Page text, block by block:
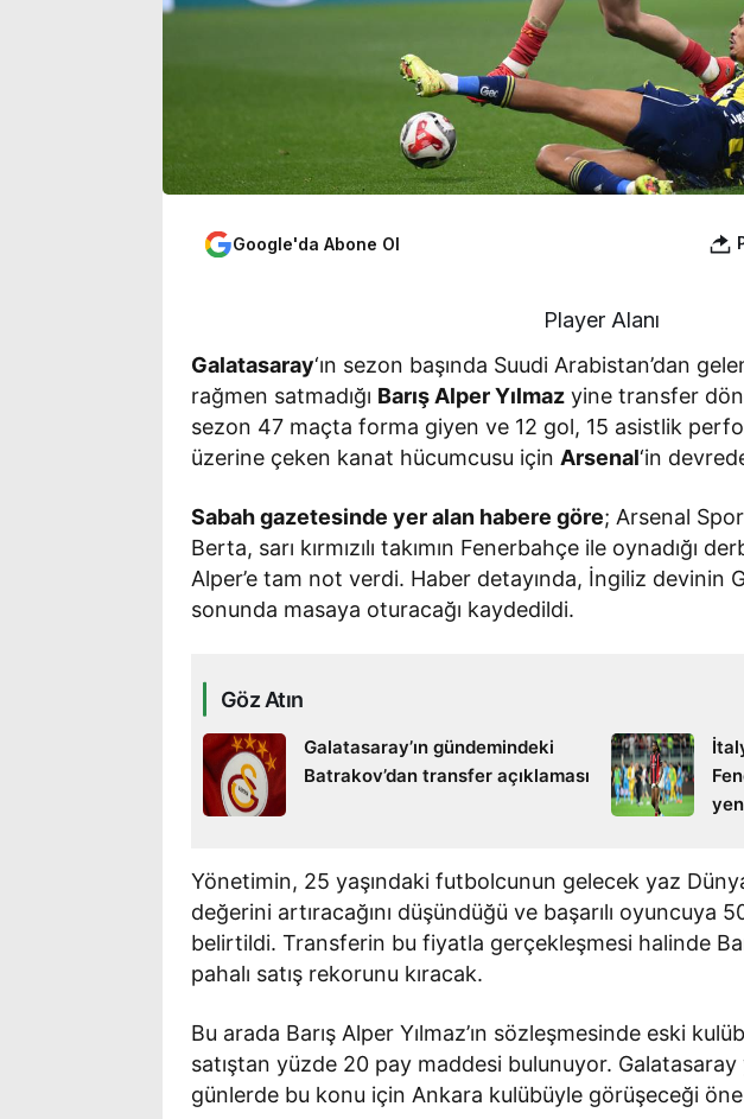
Google'da Abone Ol
Player Alanı
Galatasaray‘ın sezon başında Suudi Arabistan’dan
rağmen satmadığı Barış Alper Yılmaz yine transfer
sezon 47 maçta forma giyen ve 12 gol, 15 asistlik
üzerine çeken kanat hücumcusu için Arsenal‘in
Sabah gazetesinde yer alan habere göre; Arsenal
Berta, sarı kırmızılı takımın Fenerbahçe ile oynadığı
Alper’e tam not verdi. Haber detayında, İngiliz devinin
sonunda masaya oturacağı kaydedildi.
Göz Atın
Galatasaray’ın gündemindeki
Batrakov’dan transfer açıklaması
Yönetimin, 25 yaşındaki futbolcunun gelecek yaz
değerini artıracağını düşündüğü ve başarılı oyuncuya
belirtildi. Transferin bu fiyatla gerçekleşmesi halinde
pahalı satış rekorunu kıracak.
Bu arada Barış Alper Yılmaz’ın sözleşmesinde eski
satıştan yüzde 20 pay maddesi bulunuyor.
günlerde bu konu için Ankara kulübüyle görüşeceği